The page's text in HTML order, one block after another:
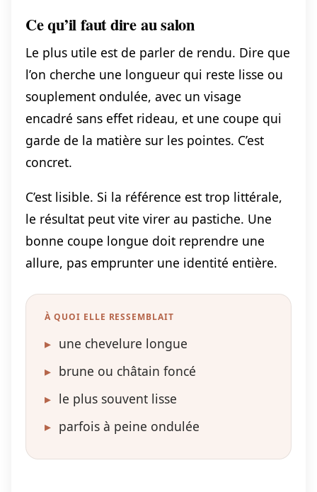
Ce qu’il faut dire au salon
Le plus utile est de parler de rendu. Dire que
l’on cherche une longueur qui reste lisse ou
souplement ondulée, avec un visage
encadré sans effet rideau, et une coupe qui
garde de la matière sur les pointes. C’est
concret.
C’est lisible. Si la référence est trop littérale,
le résultat peut vite virer au pastiche. Une
bonne coupe longue doit reprendre une
allure, pas emprunter une identité entière.
À QUOI ELLE RESSEMBLAIT
▸ une chevelure longue
▸ brune ou châtain foncé
▸ le plus souvent lisse
▸ parfois à peine ondulée